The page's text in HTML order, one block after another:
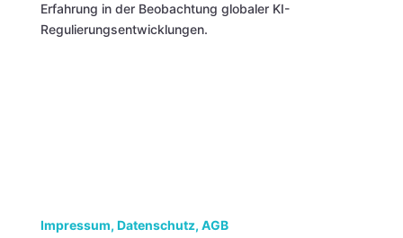
Erfahrung in der Beobachtung globaler KI-
Regulierungsentwicklungen.
Impressum, Datenschutz, AGB